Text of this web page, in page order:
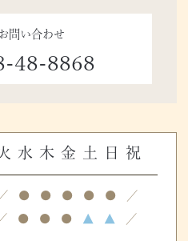
問い合わせ
48-8868
水 木 金 土 日 祝
／ ● ● ● ● ● ／
● ● ● ▲ ▲ ／